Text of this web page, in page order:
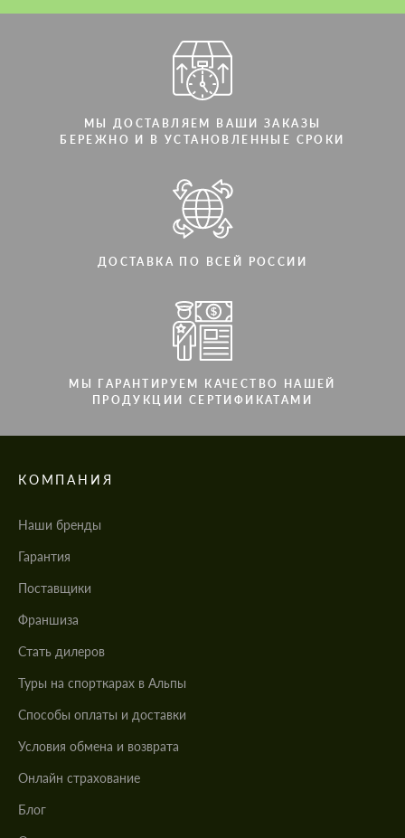
МЫ ДОСТАВЛЯЕМ ВАШИ ЗАКАЗЫ
БЕРЕЖНО И В УСТАНОВЛЕННЫЕ СРОКИ
ДОСТАВКА ПО ВСЕЙ РОССИИ
МЫ ГАРАНТИРУЕМ КАЧЕСТВО НАШЕЙ
ПРОДУКЦИИ СЕРТИФИКАТАМИ
КОМПАНИЯ
Наши бренды
Гарантия
Поставщики
Франшиза
Стать дилеров
Туры на спорткарах в Альпы
Cпособы оплаты и доставки
Условия обмена и возврата
Онлайн страхование
Блог